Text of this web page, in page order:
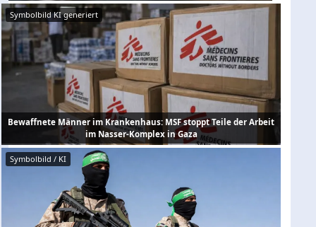
Symbolbild KI generiert
Bewaffnete Männer im Krankenhaus: MSF stoppt Teile der Arbeit
im Nasser-Komplex in Gaza
Symbolbild / KI